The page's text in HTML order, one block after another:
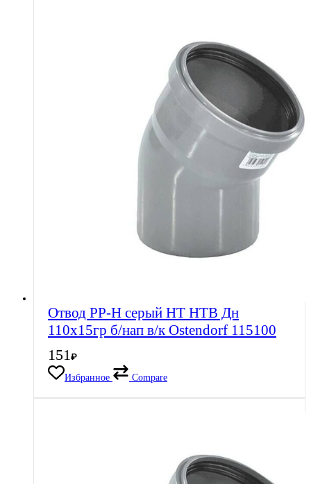
Отвод PP-H серый HT HTB Дн
110х15гр б/нап в/к Ostendorf 115100
151 ₽
Избранное
Compare